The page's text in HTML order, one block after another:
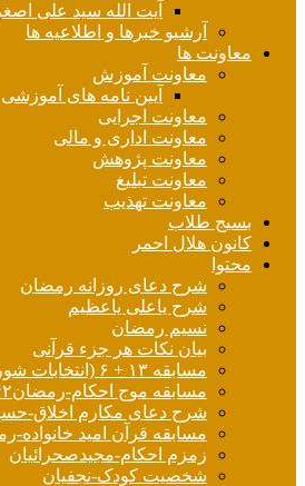
آیت الله سید علی
آرشیو خبرها و اطلاعیه ها
معاونت ها
معاونت آموزش
آیین نامه های آموزشی
معاونت اجرایی
معاونت اداری و مالی
معاونت پژوهش
معاونت تبلیغ
معاونت تهذیب
بسیج طلاب
کانون هلال احمر
محتوا
شرح دعای روزانه رمضان
شرح یاعلی یاعظیم
نسیم رمضان
بیان نکات هر جزء قرآنی
مسابقه ۱۳ + ۶ (انتخابات شوراها)
مسابقه موج احکام-رمضان۱۴۴۲
شرح دعای مکارم اخلاق-
مسابقه قرآن امید خانواده-
زمزم احکام-مجیدصحرائیان
شخصیت کودک-نجفیان